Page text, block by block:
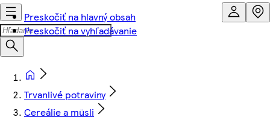
Preskočiť na hlavný obsah
Preskočiť na vyhľadávanie
Trvanlivé potraviny
Cereálie a müsli